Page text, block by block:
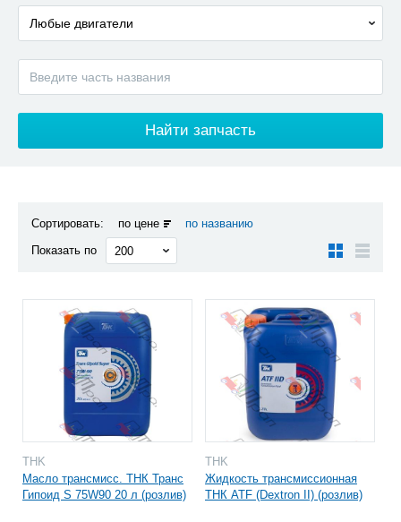
Сортировать: по цене
по названию
Показать по
THK
Масло трансмисс. ТНК Транс
Гипоид S 75W90 20 л (розлив)
THK
Жидкость трансмиссионная
ТНК ATF (Dextron II) (розлив)